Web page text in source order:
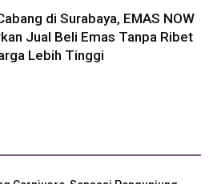
di Surabaya, EMAS NOW
Jual Beli Emas Tanpa Ribet
Lebih Tinggi